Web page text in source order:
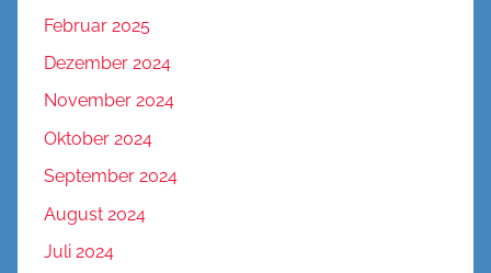
Februar 2025
Dezember 2024
November 2024
Oktober 2024
September 2024
August 2024
Juli 2024